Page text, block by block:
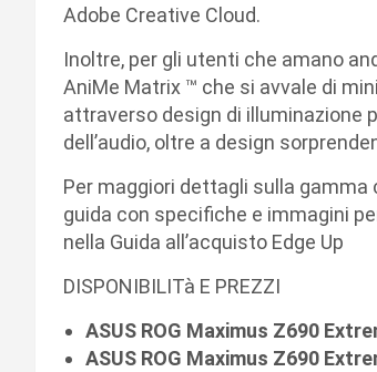
Adobe Creative Cloud.
Inoltre, per gli utenti che amano
AniMe Matrix ™ che si avvale di
attraverso design di illuminazione
dell’audio, oltre a design
Per maggiori dettagli sulla gamma
guida con specifiche e immagini
nella Guida all’acquisto Edge Up
DISPONIBILITà E PREZZI
ASUS ROG Maximus Z690
ASUS ROG Maximus Z690